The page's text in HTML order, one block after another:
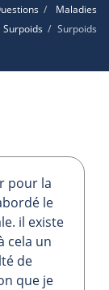
Maladies
Surpoids Surpoids
pour la
le
il existe
cela un
de
que je